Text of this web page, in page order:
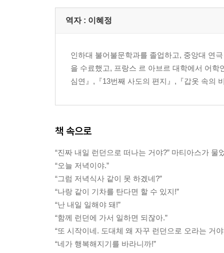
역자 : 이혜정
인하대 불어불문학과를 졸업하고, 중앙대 연
을 수료했고, 프랑스 르 아브르 대학에서 어
심연』,『13번째 사도의 편지』,『갑옷 속의
책 속으로
“진짜 내일 런던으로 떠나는 거야?” 마티아스가 물
“오늘 저녁이야.”
“그럼 저녁식사 같이 못 하겠네?”
“나랑 같이 기차를 탄다면 할 수 있지!”
“난 내일 일해야 돼!”
“함께 런던에 가서 일하면 되잖아.”
“또 시작이네. 도대체 왜 자꾸 런던으로 오라는 거야
“네가 행복해지기를 바라니까!”